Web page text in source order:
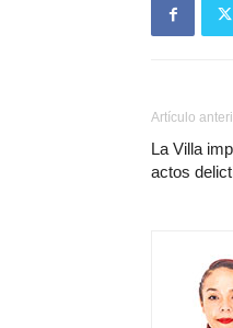
Artículo
La Villa
actos